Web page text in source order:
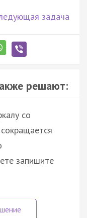
задача
решают:
со
запишите